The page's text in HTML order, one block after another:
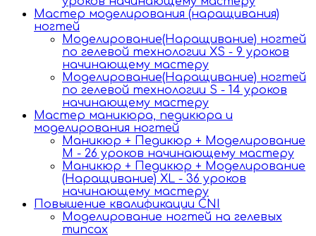
Мастер моделирования (наращивания)
ногтей
Моделирование(Наращивание) ногтей
по гелевой технологии XS - 9 уроков
начинающему мастеру
Моделирование(Наращивание) ногтей
по гелевой технологии S - 14 уроков
начинающему мастеру
Мастер маникюра, педикюра и
моделирования ногтей
Маникюр + Педикюр + Моделирование
М - 26 уроков начинающему мастеру
Маникюр + Педикюр + Моделирование
(Наращивание) XL - 36 уроков
начинающему мастеру
Повышение квалификации CNI
Моделирование ногтей на гелевых
типсах